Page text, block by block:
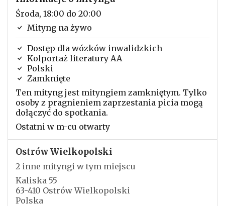
Środa, 18:00 do 20:00
Mityng na żywo
Dostęp dla wózków inwalidzkich
Kolportaż literatury AA
Polski
Zamknięte
Ten mityng jest mityngiem zamkniętym. Tylko
osoby z pragnieniem zaprzestania picia mogą
dołączyć do spotkania.
Ostatni w m-cu otwarty
Ostrów Wielkopolski
2 inne mityngi w tym miejscu
Kaliska 55
63-410 Ostrów Wielkopolski
Polska